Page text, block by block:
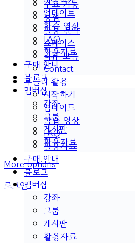
업데이트
학습 영상
FAQ
활용자료
구매 안내
블로그
멤버십
강좌
그룹
게시판
활용자료
More options
로그인
주요 기능
장점
활용 분야
쇼케이스
리뷰 모음
Contact
두들리 활용
시작하기
업데이트
학습 영상
FAQ
활용자료
구매 안내
블로그
멤버십
강좌
그룹
게시판
활용자료